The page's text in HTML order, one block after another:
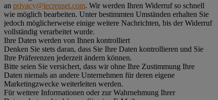
an privacy@lecreuset.com. Wir werden Ihren Widerruf so schnell
wie möglich bearbeiten. Unter bestimmten Umständen erhalten Sie
jedoch möglicherweise einige weitere Nachrichten, bis der Widerruf
vollständig verarbeitet wurde.
Ihre Daten werden von Ihnen kontrolliert
Denken Sie stets daran, dass Sie Ihre Daten kontrollieren und Sie
Ihre Präferenzen jederzeit ändern können.
Bitte seien Sie versichert, dass wir ohne Ihre Zustimmung Ihre
Daten niemals an andere Unternehmen für deren eigene
Marketingzwecke weiterleiten werden.
Für weitere Informationen oder zur Wahrnehmung Ihrer